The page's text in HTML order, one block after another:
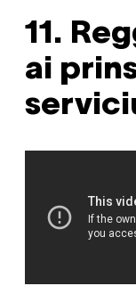
11.
ai